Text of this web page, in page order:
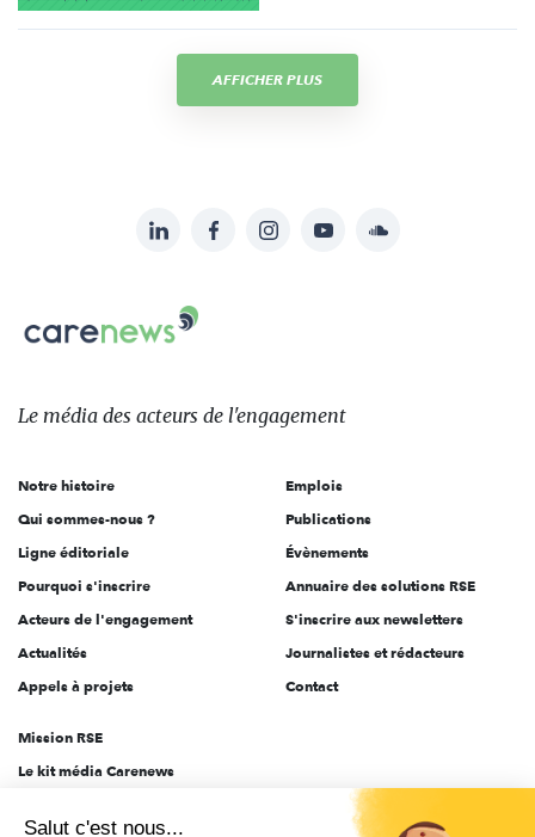
AFFICHER PLUS
sur:
LinkedInFacebookInstagramYouTubeSoundcloud
Carenews,
Le
des
l'engagement
Le média des acteurs de l'engagement
Notre histoire
Qui sommes-nous ?
Ligne éditoriale
Pourquoi s'inscrire
Acteurs de l'engagement
Actualités
Appels à projets
Emplois
Publications
Évènements
Annuaire des solutions RSE
S'inscrire aux newsletters
Journalistes et rédacteurs
Contact
Mission RSE
Le kit média Carenews
Salut c'est nous...